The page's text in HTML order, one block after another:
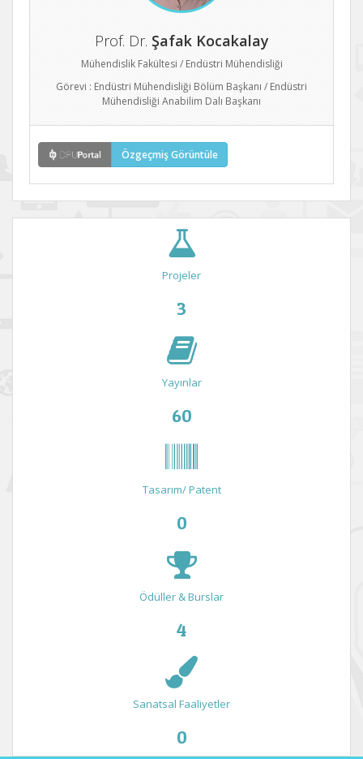
Prof. Dr. Şafak Kocakalay
Mühendislik Fakültesi / Endüstri Mühendisliği
Görevi : Endüstri Mühendisliği Bölüm Başkanı / Endüstri
Mühendisliği Anabilim Dalı Başkanı
Özgeçmiş Görüntüle
Projeler
3
Yayınlar
60
Tasarım/ Patent
0
Ödüller & Burslar
4
Sanatsal Faaliyetler
0